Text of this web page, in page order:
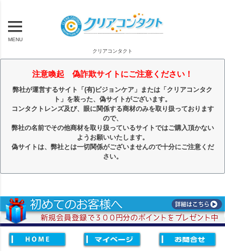
MENU
クリアコンタクト
注意喚起 偽詐欺サイトにご注意ください！
弊社が運営するサイト「(有)ビジョンケア」または「クリアコンタク
ト」を装った、偽サイトがございます。
コンタクトレンズ及び、眼に関係する商材のみを取り扱っております
ので、
弊社の名前でその他商材を取り扱っているサイトではご購入頂かない
ようお願いいたします。
偽サイトは、弊社とは一切関係がございませんので十分にご注意くだ
さい。
価格
〜